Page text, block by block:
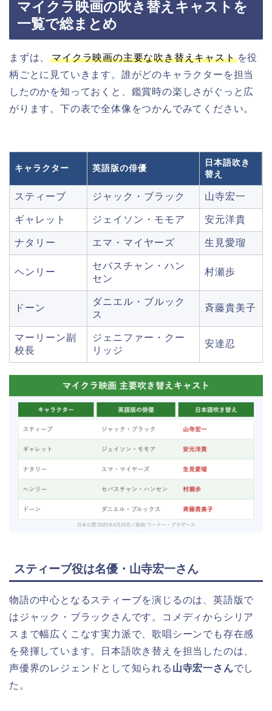
マイクラ映画の吹き替えキャストを
一覧で総まとめ
まずは、マイクラ映画の主要な吹き替えキャストを役
柄ごとに見ていきます。誰がどのキャラクターを担当
したのかを知っておくと、鑑賞時の楽しさがぐっと広
がります。下の表で全体像をつかんでみてください。
キャラクター 英語版の俳優
日本語吹き
替え
スティーブ ジャック・ブラック 山寺宏一
ギャレット ジェイソン・モモア 安元洋貴
ナタリー エマ・マイヤーズ 生見愛瑠
ヘンリー
セバスチャン・ハン
セン
村瀬歩
ドーン
ダニエル・ブルック
ス
斉藤貴美子
マーリーン副
校長
ジェニファー・クー
リッジ
安達忍
スティーブ役は名優・山寺宏一さん
物語の中心となるスティーブを演じるのは、英語版で
はジャック・ブラックさんです。コメディからシリア
スまで幅広くこなす実力派で、歌唱シーンでも存在感
を発揮しています。日本語吹き替えを担当したのは、
声優界のレジェンドとして知られる 山寺宏一さんでし
た。